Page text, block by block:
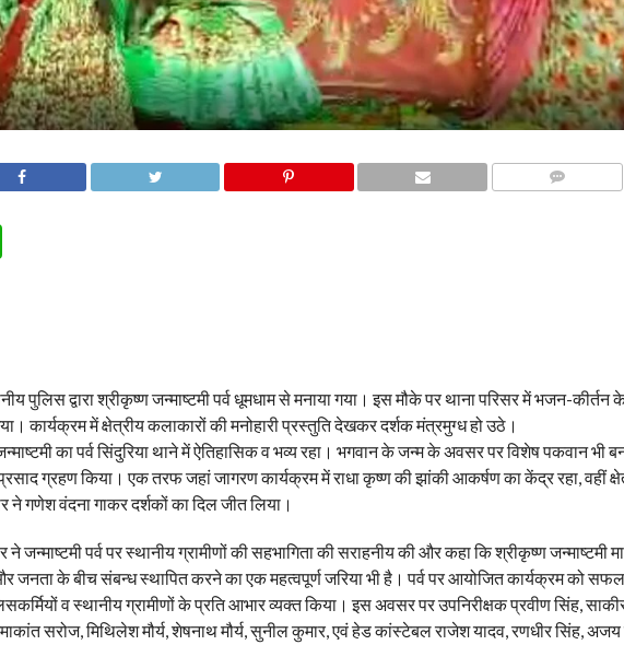
WhatsApp
पुलिस द्वारा श्रीकृष्ण जन्माष्टमी पर्व धूमधाम से मनाया गया। इस मौके पर थाना परिसर में भजन-
कार्यक्रम में क्षेत्रीय कलाकारों की मनोहारी प्रस्तुति देखकर दर्शक मंत्रमुग्ध हो उठे।
का पर्व सिंदुरिया थाने में ऐतिहासिक व भव्य रहा। भगवान के जन्म के अवसर पर विशेष पकवान भी
ग्रहण किया। एक तरफ जहां जागरण कार्यक्रम में राधा कृष्ण की झांकी आकर्षण का केंद्र रहा, वहीं
गणेश वंदना गाकर दर्शकों का दिल जीत लिया।
ने जन्माष्टमी पर्व पर स्थानीय ग्रामीणों की सहभागिता की सराहनीय की और कहा कि श्रीकृष्ण जन्माष्टमी
जनता के बीच संबन्ध स्थापित करने का एक महत्वपूर्ण जरिया भी है। पर्व पर आयोजित कार्यक्रम को
व स्थानीय ग्रामीणों के प्रति आभार व्यक्त किया। इस अवसर पर उपनिरीक्षक प्रवीण सिंह,
सरोज, मिथिलेश मौर्य, शेषनाथ मौर्य, सुनील कुमार, एवं हेड कांस्टेबल राजेश यादव, रणधीर सिंह, अजय